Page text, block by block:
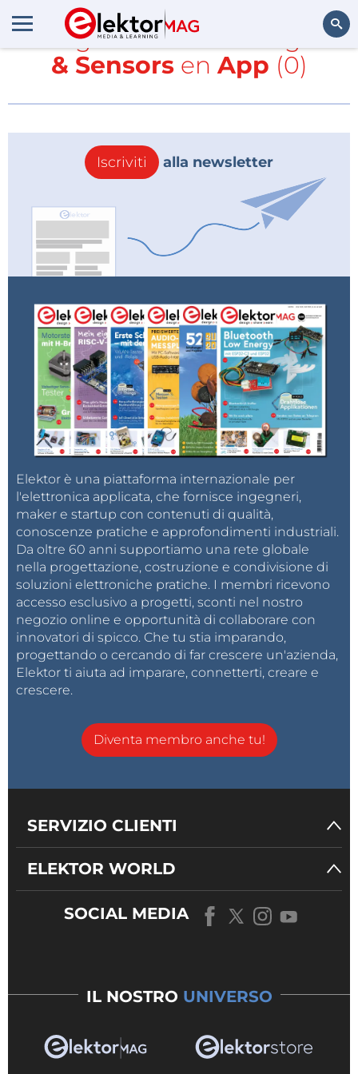
Tutti gli articoli con i tag
IoT
& Sensorsen App (0)
Iscriviti alla newsletter
Elektor è una piattaforma internazionale per
l'elettronica applicata, che fornisce ingegneri,
maker e startup con contenuti di qualità,
conoscenze pratiche e approfondimenti industriali.
Da oltre 60 anni supportiamo una rete globale
nella progettazione, costruzione e condivisione di
soluzioni elettroniche pratiche. I membri ricevono
accesso esclusivo a progetti, sconti nel nostro
negozio online e opportunità di collaborare con
innovatori di spicco. Che tu stia imparando,
progettando o cercando di far crescere un'azienda,
Elektor ti aiuta ad imparare, connetterti, creare e
crescere.
Diventa membro anche tu!
SERVIZIO CLIENTI
ELEKTOR WORLD
SOCIAL MEDIA
IL NOSTRO UNIVERSO